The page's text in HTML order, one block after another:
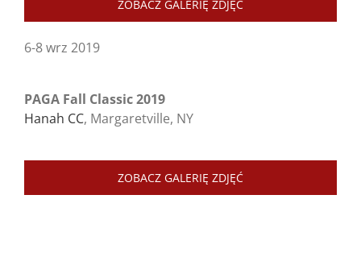
ZOBACZ GALERIĘ ZDJĘĆ
6-8 wrz 2019
PAGA Fall Classic 2019
Hanah CC, Margaretville, NY
ZOBACZ GALERIĘ ZDJĘĆ